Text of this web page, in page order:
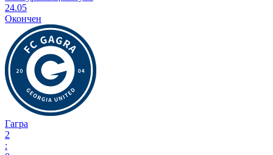
24.05
Окончен
Гагра
2
: